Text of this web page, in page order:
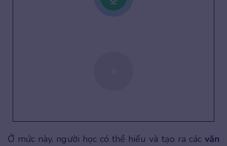
Ở mức này, người học có thể hiểu và tạo ra các văn